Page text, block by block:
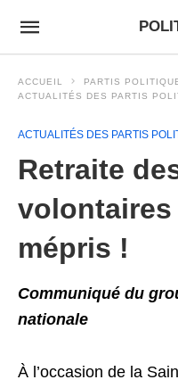
ACCUEIL
PARTIS
ACTUALITÉS DES PARTIS
ACTUALITÉS DES PARTIS
Retraite
mépris !
Communiqué du
nationale
À l’occasion de la